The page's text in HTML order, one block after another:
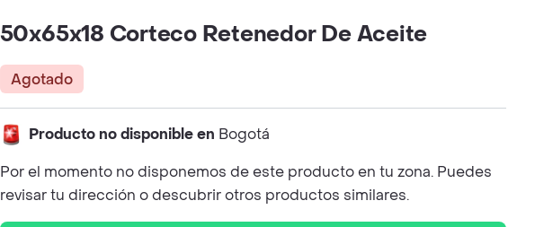
50x65x18 Corteco Retenedor De Aceite
Agotado
Producto no disponible en Bogotá
Por el momento no disponemos de este producto en tu zona. Puedes
revisar tu dirección o descubrir otros productos similares.